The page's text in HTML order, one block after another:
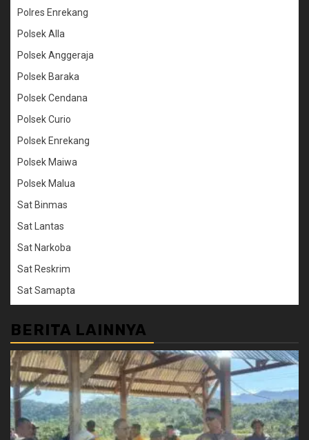
Polres Enrekang
Polsek Alla
Polsek Anggeraja
Polsek Baraka
Polsek Cendana
Polsek Curio
Polsek Enrekang
Polsek Maiwa
Polsek Malua
Sat Binmas
Sat Lantas
Sat Narkoba
Sat Reskrim
Sat Samapta
BERITA LAINNYA